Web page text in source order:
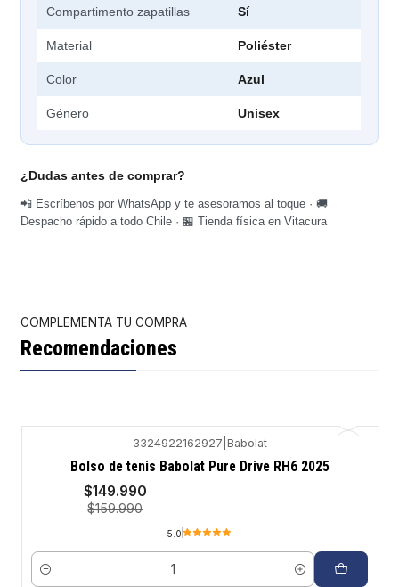
Compartimento zapatillas Sí
Material Poliéster
Color Azul
Género Unisex
¿Dudas antes de comprar?
📲 Escríbenos por WhatsApp y te asesoramos al toque · 🚚
Despacho rápido a todo Chile · 🏪 Tienda física en Vitacura
COMPLEMENTA TU COMPRA
Recomendaciones
-6%
3324922162927 Babolat
Bolso de tenis Babolat Pure Drive RH6 2025
$149.990
$159.990
5.0
Cantidad